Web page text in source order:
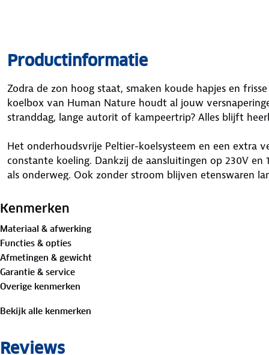
Productinformatie
Zodra de zon hoog staat, smaken koude hapjes en
koelbox van Human Nature houdt al jouw
stranddag, lange autorit of kampeertrip? Alles blijft
Het onderhoudsvrije Peltier-koelsysteem en een extra
constante koeling. Dankzij de aansluitingen op 230V
als onderweg. Ook zonder stroom blijven etenswaren
Neem al je lekkernijen mee dankzij de inhoud van 29
houdt producten langer vers. De koelbox werkt onder
presteren.
De koelbox wordt geleverd met een omvormer voorzien
sluit je hem eenvoudig aan op de 12V-aansluiting in de
koelprestatie lager dan bij de 12V-aansluiting. Na
levensduur.
Specificaties koelbox:
Kenmerken
Materiaal & afwerking
Functies & opties
Afmetingen & gewicht
Garantie & service
Overige kenmerken
Bekijk alle kenmerken
Reviews